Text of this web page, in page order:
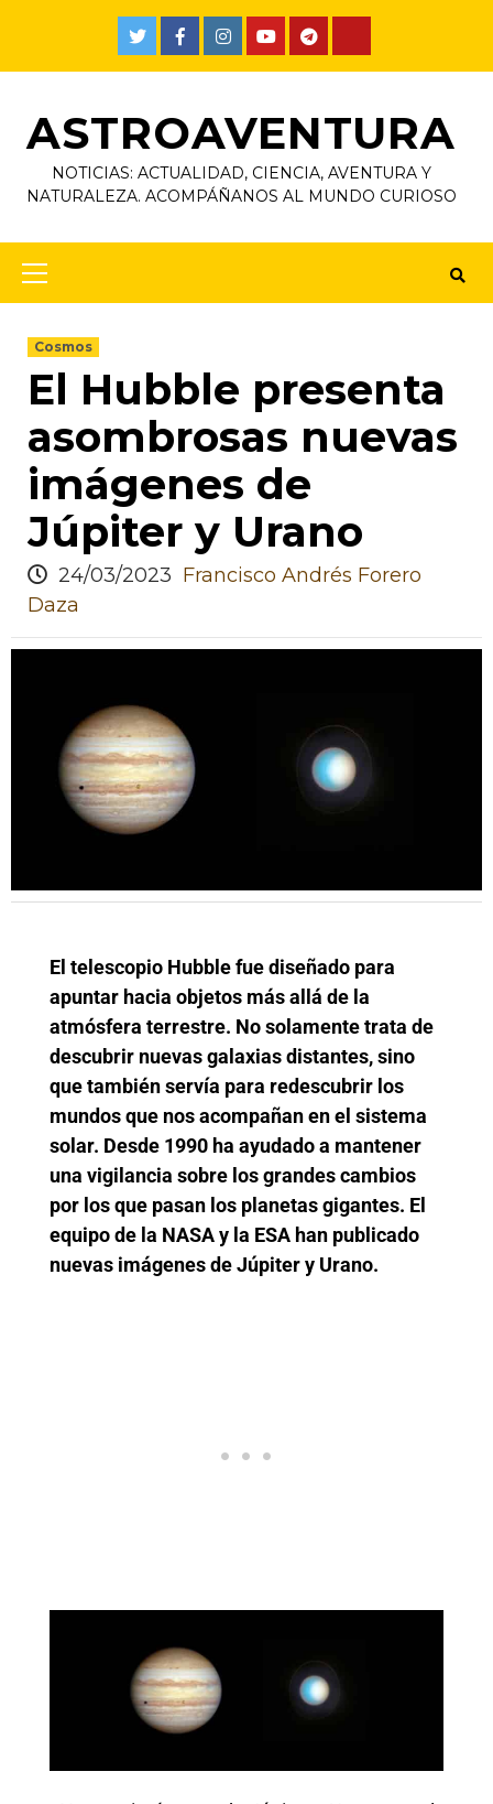
ASTROAVENTURA
NOTICIAS: ACTUALIDAD, CIENCIA, AVENTURA Y
NATURALEZA. ACOMPÁÑANOS AL MUNDO CURIOSO
Cosmos
El Hubble presenta
asombrosas nuevas
imágenes de
Júpiter y Urano
24/03/2023 Francisco Andrés Forero
Daza
El telescopio Hubble fue diseñado para
apuntar hacia objetos más allá de la
atmósfera terrestre. No solamente trata de
descubrir nuevas galaxias distantes, sino
que también servía para redescubrir los
mundos que nos acompañan en el sistema
solar. Desde 1990 ha ayudado a mantener
una vigilancia sobre los grandes cambios
por los que pasan los planetas gigantes. El
equipo de la NASA y la ESA han publicado
nuevas imágenes de Júpiter y Urano.